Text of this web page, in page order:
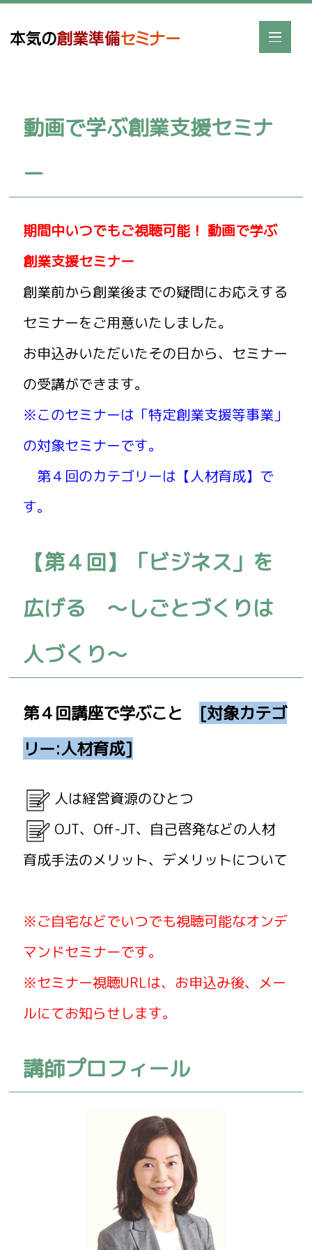
動画で学ぶ創業支援セミナ
ー
期間中いつでもご視聴可能！ 動画で学ぶ
創業支援セミナー
創業前から創業後までの疑問にお応えする
セミナーをご用意いたしました。
お申込みいただいたその日から、セミナー
の受講ができます。
※このセミナーは「特定創業支援等事業」
の対象セミナーです。
第４回のカテゴリーは【人材育成】で
す。
【第４回】「ビジネス」を
広げる ～しごとづくりは
人づくり～
第４回講座で学ぶこと [対象カテゴ
リー:人材育成]
人は経営資源のひとつ
OJT、Off-JT、自己啓発などの人材
育成手法のメリット、デメリットについて
※ご自宅などでいつでも視聴可能なオンデ
マンドセミナーです。
※セミナー視聴URLは、お申込み後、メー
ルにてお知らせします。
講師プロフィール